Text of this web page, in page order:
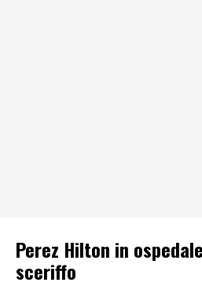
Perez Hilton in
sceriffo